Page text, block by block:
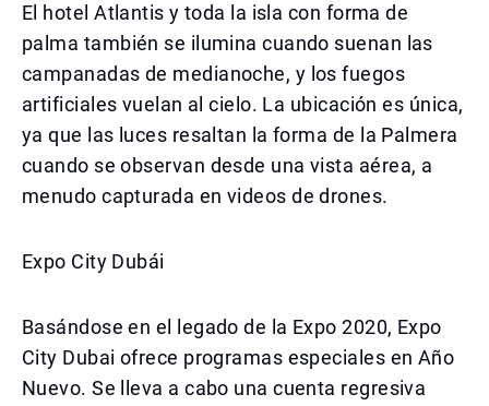
El hotel Atlantis y toda la isla con forma de
palma también se ilumina cuando suenan las
campanadas de medianoche, y los fuegos
artificiales vuelan al cielo. La ubicación es única,
ya que las luces resaltan la forma de la Palmera
cuando se observan desde una vista aérea, a
menudo capturada en videos de drones.
Expo City Dubái
Basándose en el legado de la Expo 2020, Expo
City Dubai ofrece programas especiales en Año
Nuevo. Se lleva a cabo una cuenta regresiva